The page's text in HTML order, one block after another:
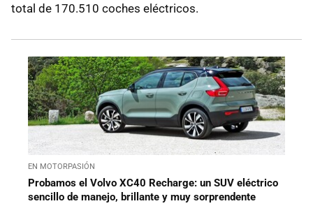
total de 170.510 coches eléctricos.
EN MOTORPASIÓN
Probamos el Volvo XC40 Recharge: un SUV eléctrico
sencillo de manejo, brillante y muy sorprendente